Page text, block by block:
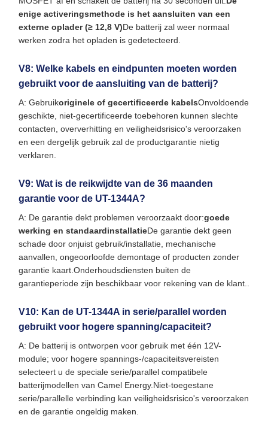
enige activeringsmethode is het aansluiten van een
externe oplader (≥ 12,8 V)De batterij zal weer normaal
werken zodra het opladen is gedetecteerd.
V8: Welke kabels en eindpunten moeten worden
gebruikt voor de aansluiting van de batterij?
A: Gebruikoriginele of gecertificeerde kabelsOnvoldoende
geschikte, niet-gecertificeerde toebehoren kunnen slechte
contacten, oververhitting en veiligheidsrisico's veroorzaken
en een dergelijk gebruik zal de productgarantie nietig
verklaren.
V9: Wat is de reikwijdte van de 36 maanden
garantie voor de UT-1344A?
A: De garantie dekt problemen veroorzaakt door:goede
werking en standaardinstallatieDe garantie dekt geen
schade door onjuist gebruik/installatie, mechanische
aanvallen, ongeoorloofde demontage of producten zonder
garantie kaart.Onderhoudsdiensten buiten de
garantieperiode zijn beschikbaar voor rekening van de klant..
V10: Kan de UT-1344A in serie/parallel worden
gebruikt voor hogere spanning/capaciteit?
A: De batterij is ontworpen voor gebruik met één 12V-
module; voor hogere spannings-/capaciteitsvereisten
selecteert u de speciale serie/parallel compatibele
batterijmodellen van Camel Energy.Niet-toegestane
serie/parallelle verbinding kan veiligheidsrisico's veroorzaken
en de garantie ongeldig maken.